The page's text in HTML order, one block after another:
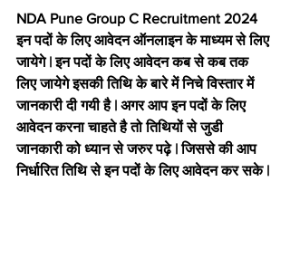
NDA Pune Group C Recruitment 2024
इन पदों के लिए आवेदन ऑनलाइन के माध्यम से लिए
जायेगे | इन पदों के लिए आवेदन कब से कब तक
लिए जायेगे इसकी तिथि के बारे में निचे विस्तार में
जानकारी दी गयी है | अगर आप इन पदों के लिए
आवेदन करना चाहते है तो तिथियों से जुडी
जानकारी को ध्यान से जरुर पढ़े | जिससे की आप
निर्धारित तिथि से इन पदों के लिए आवेदन कर सके |